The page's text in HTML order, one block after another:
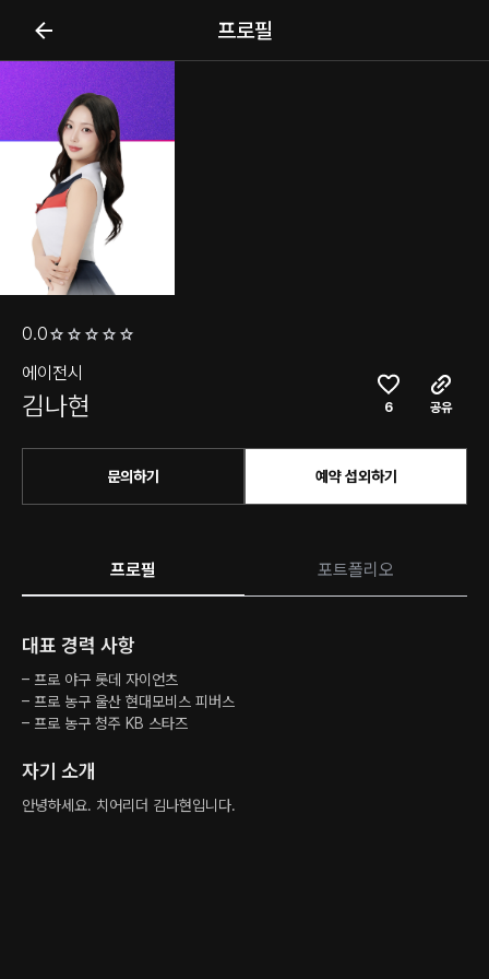
프로필
0.0
에이전시
김나현 6 공유
문의하기 예약 섭외하기
프로필 포트폴리오
대표 경력 사항
– 프로 야구 롯데 자이언츠
– 프로 농구 울산 현대모비스 피버스
– 프로 농구 청주 KB 스타즈
자기 소개
안녕하세요. 치어리더 김나현입니다.